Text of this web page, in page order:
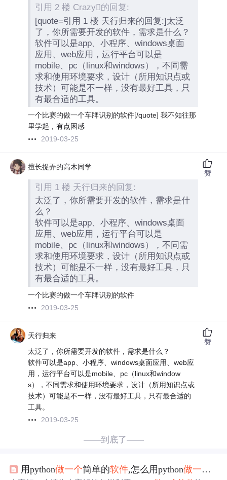
引用 2 楼 Crazy的回复:
[quote=引用 1 楼 天行归来的回复:]太泛
了，你所需要开发的软件，需求是什么？
软件可以是app、小程序、windows桌面
应用、web应用，运行平台可以是
mobile、pc（linux和windows），不同需
求和使用环境要求，设计（所用知识点或
技术）可能是不一样，没有最好工具，只
有最合适的工具。
一个比赛的做一个车牌识别的软件[/quote] 我不知往那
里学起，有点困感
2019-03-25
擅长捉弄的高木同学
引用 1 楼 天行归来的回复:
太泛了，你所需要开发的软件，需求是什
么？
软件可以是app、小程序、windows桌面
应用、web应用，运行平台可以是
mobile、pc（linux和windows），不同需
求和使用环境要求，设计（所用知识点或
技术）可能是不一样，没有最好工具，只
有最合适的工具。
一个比赛的做一个车牌识别的软件
2019-03-25
赞
天行归来
太泛了，你所需要开发的软件，需求是什么？
软件可以是app、小程序、windows桌面应用、web应
用，运行平台可以是mobile、pc（linux和window
s），不同需求和使用环境要求，设计（所用知识点或
技术）可能是不一样，没有最好工具，只有最合适的
工具。
2019-03-25
赞
——到底了——
用python做一个简单的软件,怎么用python做一个